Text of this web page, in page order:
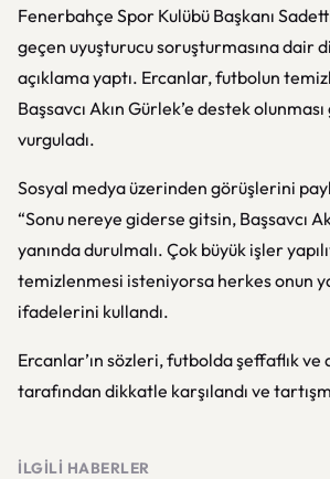
Fenerbahçe Spor Kulübü Başkanı
geçen uyuşturucu soruşturmasına dair
açıklama yaptı. Ercanlar, futbolun
Başsavcı Akın Gürlek’e destek
vurguladı.
Sosyal medya üzerinden görüşlerini
“Sonu nereye giderse gitsin, Başsavcı
yanında durulmalı. Çok büyük işler
temizlenmesi isteniyorsa herkes onun
ifadelerini kullandı.
Ercanlar’ın sözleri, futbolda şeffaflık
tarafından dikkatle karşılandı ve
İLGILI HABERLER